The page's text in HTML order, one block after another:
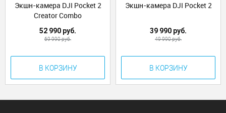
Экшн-камера DJI Pocket 2
Creator Combo
52 990 руб.
69 990 руб.
В КОРЗИНУ
Экшн-камера DJI Pocket 2
39 990 руб.
49 990 руб.
В КОРЗИНУ